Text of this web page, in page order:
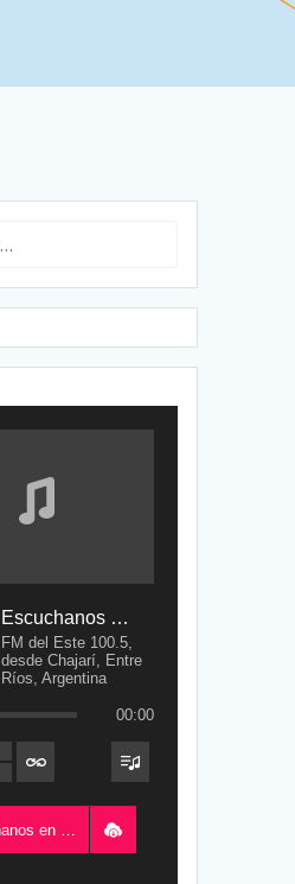
Escuchanos en Vivo
FM del Este 100.5,
desde Chajarí, Entre
Ríos, Argentina
00:00
1. Escuchanos en Vivo - FM del Este 100.5, desde Chajarí, Entre Ríos, Argentina